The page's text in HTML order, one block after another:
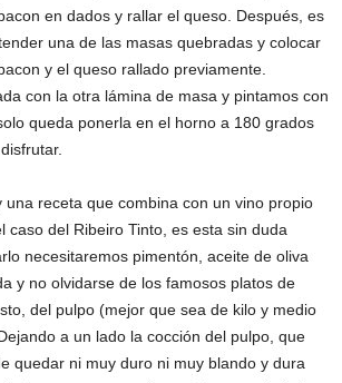
en dados y rallar el queso. Después, es
una de las masas quebradas y colocar
y el queso rallado previamente.
con la otra lámina de masa y pintamos con
queda ponerla en el horno a 180 grados
una receta que combina con un vino propio
caso del Ribeiro Tinto, es esta sin duda
necesitaremos pimentón, aceite de oliva
y no olvidarse de los famosos platos de
del pulpo (mejor que sea de kilo y medio
a un lado la cocción del pulpo, que
quedar ni muy duro ni muy blando y dura